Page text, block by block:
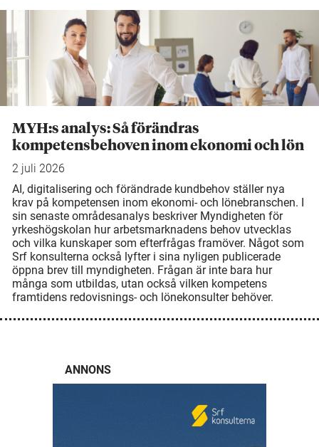
MYH:s analys: Så förändras
kompetensbehoven inom ekonomi och lön
2 juli 2026
AI, digitalisering och förändrade kundbehov ställer nya
krav på kompetensen inom ekonomi- och lönebranschen. I
sin senaste områdesanalys beskriver Myndigheten för
yrkeshögskolan hur arbetsmarknadens behov utvecklas
och vilka kunskaper som efterfrågas framöver. Något som
Srf konsulterna också lyfter i sina nyligen publicerade
öppna brev till myndigheten. Frågan är inte bara hur
många som utbildas, utan också vilken kompetens
framtidens redovisnings- och lönekonsulter behöver.
ANNONS